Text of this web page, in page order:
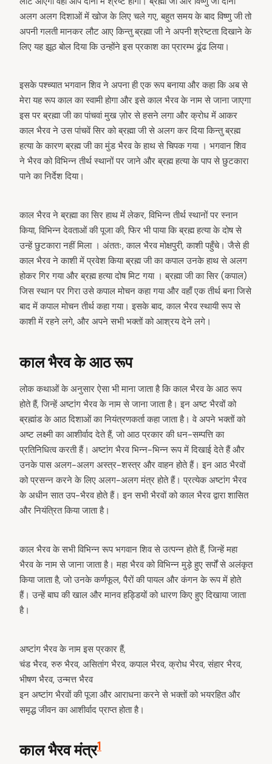
अलग अलग दिशाओं में खोज के लिए चले गए, बहुत समय के बाद विष्णु जी तो
अपनी गलती मानकर लौट आए किन्तु ब्रह्मा जी ने अपनी श्रेष्टता दिखाने के
लिए यह झूठ बोल दिया कि उन्होंने इस प्रकाश का प्रारम्भ ढूंढ लिया।
इसके पश्च्यात भगवान शिव ने अपना ही एक रूप बनाया और कहा कि अब से
मेरा यह रूप काल का स्वामी होगा और इसे काल भैरव के नाम से जाना जाएगा
इस पर ब्रह्मा जी का पांचवां मुख ज़ोर से हसने लगा और क्रोध में आकर
काल भैरव ने उस पांचवें सिर को ब्रह्मा जी से अलग कर दिया किन्तु ब्रह्म
हत्या के कारण ब्रह्म जी का मुंड भैरव के हाथ से चिपक गया । भगवान शिव
ने भैरव को विभिन्न तीर्थ स्थानों पर जाने और ब्रह्म हत्या के पाप से छुटकारा
पाने का निर्देश दिया।
काल भैरव ने ब्रह्मा का सिर हाथ में लेकर, विभिन्न तीर्थ स्थानों पर स्नान
किया, विभिन्न देवताओं की पूजा की, फिर भी पाया कि ब्रह्म हत्या के दोष से
उन्हें छुटकारा नहीं मिला । अंततः, काल भैरव मोक्षपुरी, काशी पहुँचे। जैसे ही
काल भैरव ने काशी में प्रवेश किया ब्रह्म जी का कपाल उनके हाथ से अलग
होकर गिर गया और ब्रह्म हत्या दोष मिट गया । ब्रह्मा जी का सिर (कपाल)
जिस स्थान पर गिरा उसे कपाल मोचन कहा गया और वहाँ एक तीर्थ बना जिसे
बाद में कपाल मोचन तीर्थ कहा गया। इसके बाद, काल भैरव स्थायी रूप से
काशी में रहने लगे, और अपने सभी भक्तों को आश्रय देने लगे।
काल भैरव के आठ रूप
लोक कथाओं के अनुसार ऐसा भी माना जाता है कि काल भैरव के आठ रूप
होते हैं, जिन्हें अष्टांग भैरव के नाम से जाना जाता है। इन अष्ट भैरवों को
ब्रह्मांड के आठ दिशाओं का नियंत्रणकर्ता कहा जाता है। वे अपने भक्तों को
अष्ट लक्ष्मी का आशीर्वाद देते हैं, जो आठ प्रकार की धन-सम्पत्ति का
प्रतिनिधित्व करती हैं। अष्टांग भैरव भिन्न-भिन्न रूप में दिखाई देते हैं और
उनके पास अलग-अलग अस्त्र-शस्त्र और वाहन होते हैं। इन आठ भैरवों
को प्रसन्न करने के लिए अलग-अलग मंत्र होते हैं। प्रत्येक अष्टांग भैरव
के अधीन सात उप-भैरव होते हैं। इन सभी भैरवों को काल भैरव द्वारा शासित
और नियंत्रित किया जाता है।
काल भैरव के सभी विभिन्न रूप भगवान शिव से उत्पन्न होते हैं, जिन्हें महा
भैरव के नाम से जाना जाता है। महा भैरव को विभिन्न मुड़े हुए सर्पों से अलंकृत
किया जाता है, जो उनके कर्णफूल, पैरों की पायल और कंगन के रूप में होते
हैं। उन्हें बाघ की खाल और मानव हड्डियों को धारण किए हुए दिखाया जाता
है।
अष्टांग भैरव के नाम इस प्रकार हैं,
चंड भैरव, रुरु भैरव, असितांग भैरव, कपाल भैरव, क्रोध भैरव, संहार भैरव,
भीषण भैरव, उन्मत्त भैरव
इन अष्टांग भैरवों की पूजा और आराधना करने से भक्तों को भयरहित और
समृद्ध जीवन का आशीर्वाद प्राप्त होता है।
काल भैरव मंत्र1